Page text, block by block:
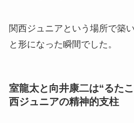
関西ジュニアという場所で築
と形になった瞬間でした。
室龍太と向井康二は“るた
西ジュニアの精神的支柱